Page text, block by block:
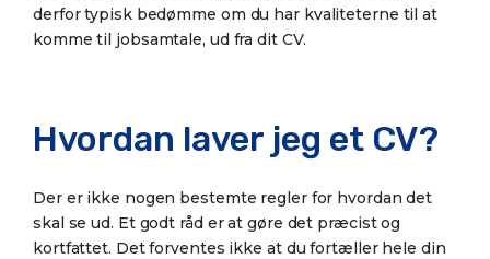
derfor typisk bedømme om du har kvaliteterne til at
komme til jobsamtale, ud fra dit CV.
Hvordan laver jeg et CV?
Der er ikke nogen bestemte regler for hvordan det
skal se ud. Et godt råd er at gøre det præcist og
kortfattet. Det forventes ikke at du fortæller hele din